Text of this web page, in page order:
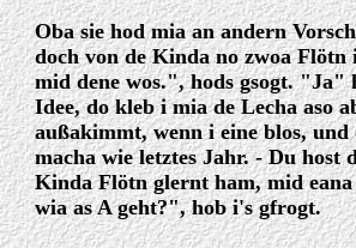
Oba sie hod mia an andern
doch von de Kinda no zwoa
mid dene wos.", hods gsogt. "Ja"
Idee, do kleb i mia de Lecha aso
außakimmt, wenn i eine blos, und
macha wie letztes Jahr. - Du host
Kinda Flötn glernt ham, mid
wia as A geht?", hob i's gfrogt.